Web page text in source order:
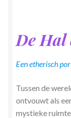
De
Een etherisch
Tussen de
ontvouwt als
mystieke ruimte